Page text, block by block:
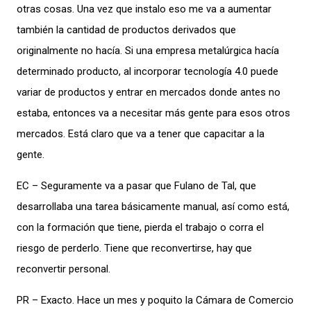
otras cosas. Una vez que instalo eso me va a aumentar
también la cantidad de productos derivados que
originalmente no hacía. Si una empresa metalúrgica hacía
determinado producto, al incorporar tecnología 4.0 puede
variar de productos y entrar en mercados donde antes no
estaba, entonces va a necesitar más gente para esos otros
mercados. Está claro que va a tener que capacitar a la
gente.
EC – Seguramente va a pasar que Fulano de Tal, que
desarrollaba una tarea básicamente manual, así como está,
con la formación que tiene, pierda el trabajo o corra el
riesgo de perderlo. Tiene que reconvertirse, hay que
reconvertir personal.
PR – Exacto. Hace un mes y poquito la Cámara de Comercio